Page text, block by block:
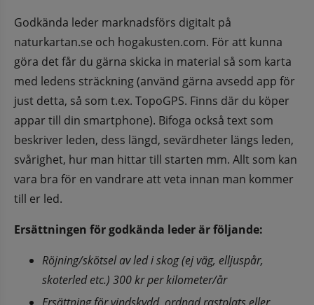
Godkända leder marknadsförs digitalt på
naturkartan.se och hogakusten.com. För att kunna
göra det får du gärna skicka in material så som karta
med ledens sträckning (använd gärna avsedd app för
just detta, så som t.ex. TopoGPS. Finns där du köper
appar till din smartphone). Bifoga också text som
beskriver leden, dess längd, sevärdheter längs leden,
svårighet, hur man hittar till starten mm. Allt som kan
vara bra för en vandrare att veta innan man kommer
till er led.
Ersättningen för godkända leder är följande:
Röjning/skötsel av led i skog (ej väg, elljuspår,
skoterled etc.) 300 kr per kilometer/år